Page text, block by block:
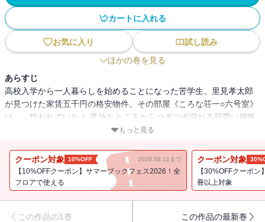
カートに入れる
お気に入り
試し読み
ほかの巻を見る
あらすじ
高校入学から一人暮らしを始めることになった苦学生、里見孝太郎
が見つけた家賃五千円の格安物件。その部屋《ころな荘一○六号室》
は……狙われていた！ 意外なところからつぎつぎ現れる可愛い侵略
者たちと、孝太郎との壮絶な(？)闘いの火花が、たった六畳の空間に
っと始まります！
もっと見る
クーポン対象 10%OFF 2026.08.11まで
【10%OFFクーポン】サマーブックフェス2026！全
フロアで使える
クーポン対象
【30%OFFクーポ
冊以上対象
この作品の1巻 この作品の最新巻